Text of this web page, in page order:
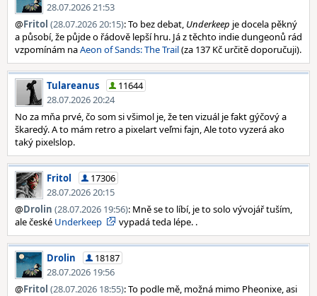
28.07.2026 21:53
@Fritol (28.07.2026 20:15): To bez debat, Underkeep je docela pěkný
a působí, že půjde o řádově lepší hru. Já z těchto indie dungeonů rád
vzpomínám naAeon of Sands: The Trail(za 137 Kč určitě doporučuji).
Tulareanus
11644
28.07.2026 20:24
No za mňa prvé, čo som si všimol je, že ten vizuál je fakt gýčový a
škaredý. A to mám retro a pixelart veľmi fajn, Ale toto vyzerá ako
taký pixelslop.
Fritol
17306
28.07.2026 20:15
@Drolin (28.07.2026 19:56): Mně se to líbí, je to solo vývojář tuším,
ale české Underkeep vypadá teda lépe. .
Drolin
18187
28.07.2026 19:56
@Fritol (28.07.2026 18:55): To podle mě, možná mimo Pheonixe, asi